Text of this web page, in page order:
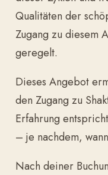
Qualitäten der
Zugang zu diesem
geregelt.
Dieses Angebot
den Zugang zu
Erfahrung
– je nachdem,
Nach deiner